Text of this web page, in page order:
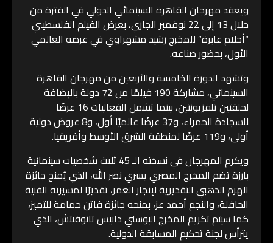
ويعقد مهرجان القاهرة السينمائي الدولي في الفترة من
خلال 13 إلى 22 نوفمبر الجاري، بعرض الفيلم الفلسطيني
“أحلام عابرة” للمخرج رشيد مشهراوي في عرضه العالمي
الأول، بحضور صناعه.
وتشهد الدورة الخامسة والأربعين من مهرجان القاهرة
السينمائي، مشاركة 190 فيلمًا من 72 دولة بالإضافة
لحلقتين تلفزيونتين، بينما تشمل الفعاليات 16 عرضًا
للسجادة الحمراء، و37 عرضًا عالميًا أول، و8 عروض دولية
أولى، و119 عرضًا لمنطقة الشرق الأوسط وأفريقيا.
ويكرم المهرجان في نسخته الـ 45 ثلاث شخصيات سينمائية
بارزة تضم المخرج المصري يسري نصر الله، الذي يُمنح جائزة
الهرم الذهبي التقديرية لإنجاز العمر، تقديرًا لمسيرته الفنية
الحافلة، والنجم أحمد عز، بمنحه جائزة فاتن حمامة للتميز،
كما سيتم تكريم المخرج البوسني دانيس تانوفيتش، الذي
يترأس لجنة تحكيم المسابقة الدولية.